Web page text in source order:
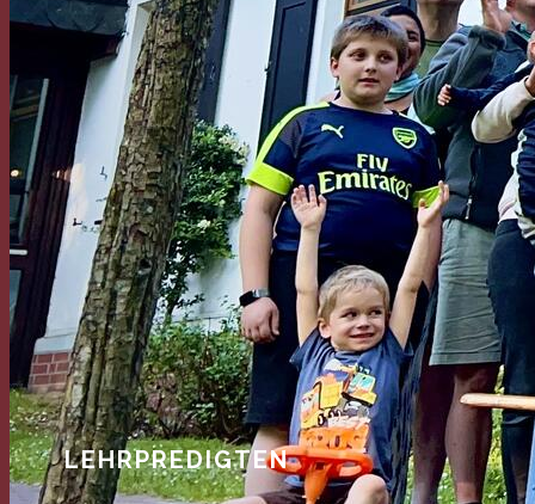
LEHRPREDIGTEN